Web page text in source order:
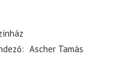
Ascher Tamás